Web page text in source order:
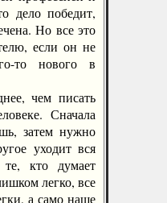
дело победит,
Но все это
если он не
то нового в
чем писать
Сначала
затем нужно
уходит вся
кто думает
легко, все
а само наше